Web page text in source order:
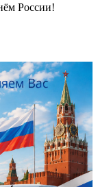
России!